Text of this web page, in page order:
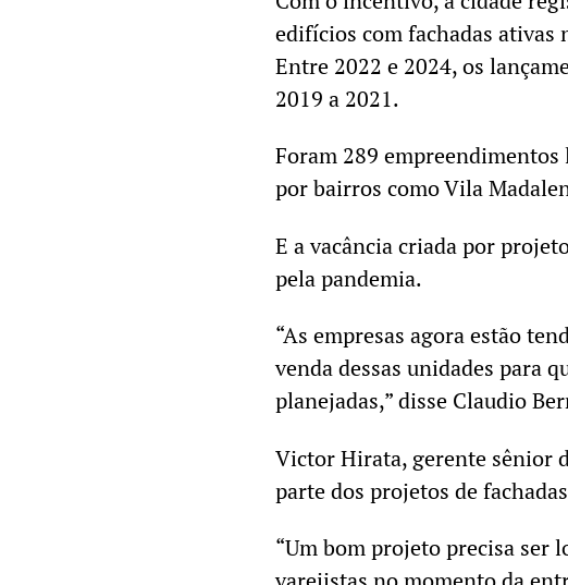
edifícios com fachadas ativas
Entre 2022 e 2024, os
2019 a 2021.
Foram 289
por bairros como Vila
E a vacância criada por
pela pandemia.
“As empresas agora estão
venda dessas unidades para
planejadas,” disse Claudio
Victor Hirata, gerente sênior
parte dos projetos de
“Um bom projeto precisa ser